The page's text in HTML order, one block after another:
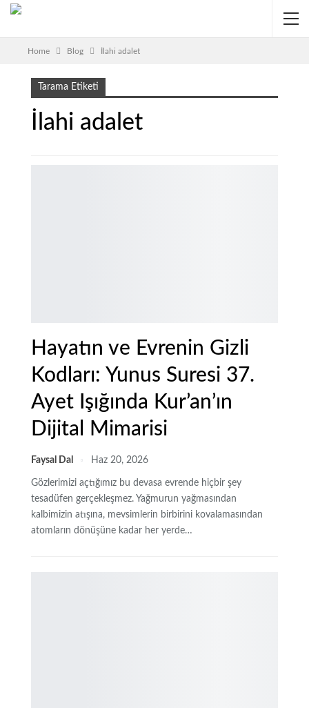
Home Blog İlahi adalet
Tarama Etiketi
İlahi adalet
Hayatın ve Evrenin Gizli
Kodları: Yunus Suresi 37.
Ayet Işığında Kur’an’ın
Dijital Mimarisi
Faysal Dal Haz 20, 2026
Gözlerimizi açtığımız bu devasa evrende hiçbir şey
tesadüfen gerçekleşmez. Yağmurun yağmasından
kalbimizin atışına, mevsimlerin birbirini kovalamasından
atomların dönüşüne kadar her yerde…